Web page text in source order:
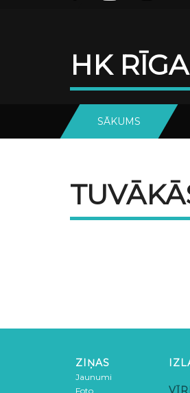
HK RĪGA
SĀKUMS
ZIŅAS
Jaunumi
Foto